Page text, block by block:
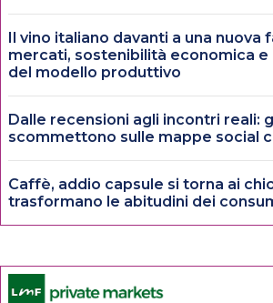
Il vino italiano davanti a una nuova
mercati, sostenibilità economica
del modello produttivo
Dalle recensioni agli incontri reali:
scommettono sulle mappe social
Caffè, addio capsule si torna ai
trasformano le abitudini dei